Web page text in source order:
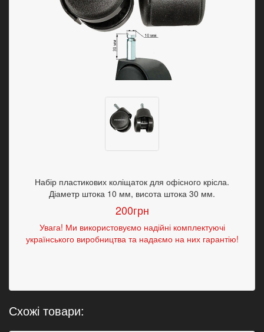
Набір пластикових коліщаток для офісного крісла.
Діаметр штока 10 мм, висота штока 30 мм.
200грн
Увага! Ми використовуємо надійні комплектуючі
українського виробництва та надаємо на них гарантію!
Схожі товари: